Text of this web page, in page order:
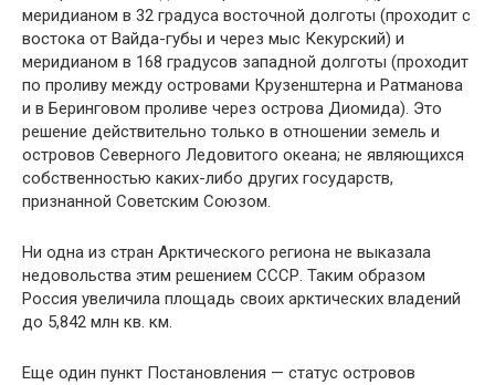
меридианом в 32 градуса восточ­ной долготы (проходит с
востока от Вайда-губы и через мыс Кекурский) и
меридианом в 168 гра­дусов западной долготы (проходит
по проливу между островами Крузенштерна и Ратманова
и в Беринговом проливе через острова Диомида). Это
решение действительно только в отноше­нии земель и
островов Северного Ледовитого океана; не являющихся
собственностью каких-либо других государств,
признанной Советским Союзом.
Ни одна из стран Арктического региона не выказала
недовольства этим решением СССР. Таким образом
Россия увеличила площадь сво­их арктических владений
до 5,842 млн кв. км.
Еще один пункт Постановления — статус островов